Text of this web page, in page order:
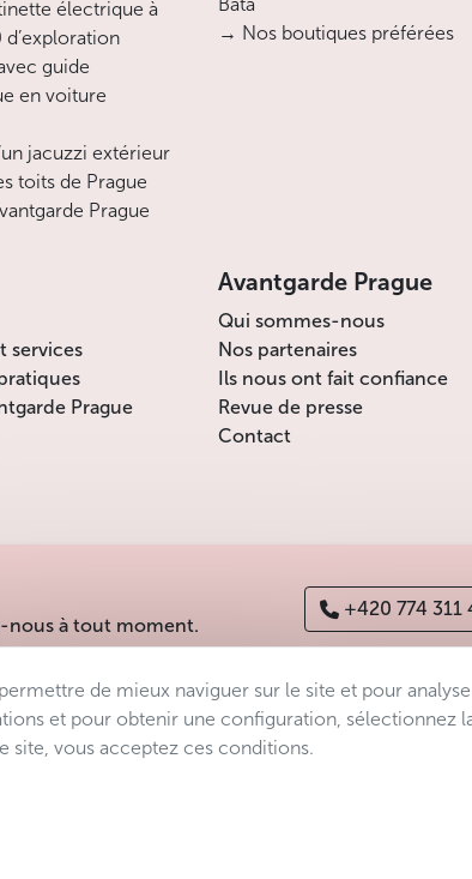
électrique à
d’exploration
guide
en voiture
jacuzzi extérieur
toits de Prague
Prague
→ Nos boutiques préférées
services
Prague
Avantgarde Prague
Qui sommes-nous
Nos partenaires
Ils nous ont fait confiance
Revue de presse
Contact
nous à tout moment.
+420 774 311
d’accessibilité Manage consent Sitemap
de mieux naviguer sur le site et pour
et pour obtenir une configuration, sélectionnez
site, vous acceptez ces conditions.